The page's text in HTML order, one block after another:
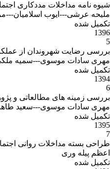
شیوه نامه مداخلات مددکاری
ملیحه عرشی---ایوب اسلامیان---
تکمیل شده
1396
5
بررسی رضایت شهروندان از عملکرد
مهری سادات موسوی---سمیه
تکمیل شده
1394
6
بررسی زمینه های مطالعاتی و
مهری سادات موسوی---سعید
تکمیل شده
1395
7
طراحی بسته مداخلات روانی
اعظم پیله وری
تکمیل شده